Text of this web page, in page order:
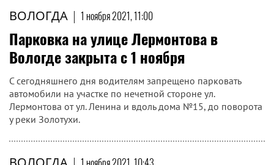
ВОЛОГДА | 1 ноября 2021, 11:00
Парковка на улице Лермонтова в
Вологде закрыта с 1 ноября
С сегодняшнего дня водителям запрещено парковать
автомобили на участке по нечетной стороне ул.
Лермонтова от ул. Ленина и вдоль дома №15, до поворота
у реки Золотухи.